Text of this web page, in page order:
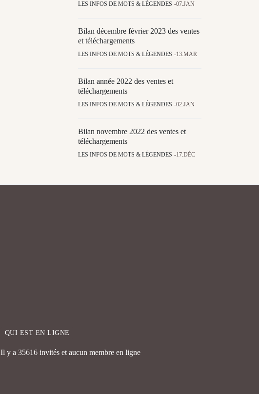
LES INFOS DE MOTS & LÉGENDES 07.JAN
Bilan décembre février 2023 des ventes
et téléchargements
LES INFOS DE MOTS & LÉGENDES 13.MAR
Bilan année 2022 des ventes et
téléchargements
LES INFOS DE MOTS & LÉGENDES 02.JAN
Bilan novembre 2022 des ventes et
téléchargements
LES INFOS DE MOTS & LÉGENDES 17.DÉC
QUI EST EN LIGNE
Il y a 35616 invités et aucun membre en ligne